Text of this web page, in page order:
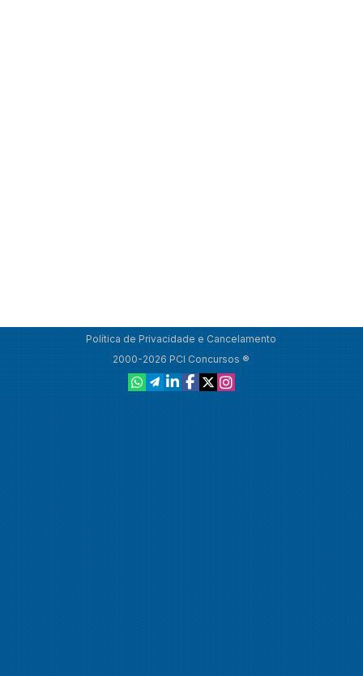
Política de Privacidade e Cancelamento
2000-2026 PCI Concursos ®